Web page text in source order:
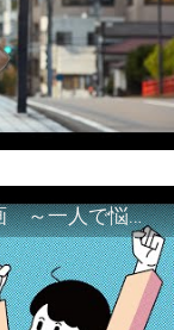
「ギャンブル等依存症対策啓発動画 ～一人で悩まず、家族で悩まず、まず！相談機関へ～」